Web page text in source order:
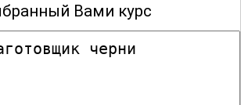
Вами курс